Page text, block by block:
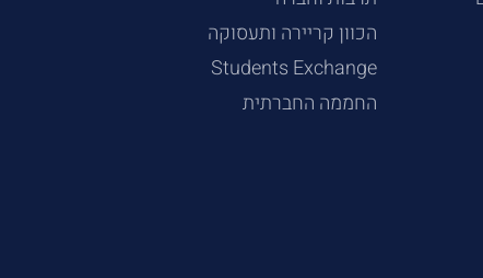
הכוון קריירה ותעסוקה
Students Exchange
החממה החברתית